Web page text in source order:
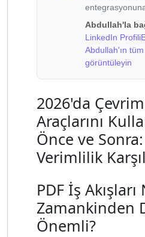
Abdullah'la
LinkedIn Profili
Abdullah'ın
görüntüleyin
2026'da
Araçlarını
Önce ve
Verimlilik
PDF İş
Zamankinden
Önemli?